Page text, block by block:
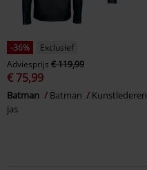
-36%
Exclusief
Adviesprijs € 119,99
€ 75,99
Batman Batman
Kunstlederen
jas